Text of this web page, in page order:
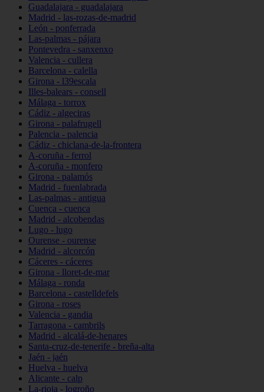
Guadalajara - guadalajara
Madrid - las-rozas-de-madrid
León - ponferrada
Las-palmas - pájara
Pontevedra - sanxenxo
Valencia - cullera
Barcelona - calella
Girona - l39escala
Illes-balears - consell
Málaga - torrox
Cádiz - algeciras
Girona - palafrugell
Palencia - palencia
Cádiz - chiclana-de-la-frontera
A-coruña - ferrol
A-coruña - monfero
Girona - palamós
Madrid - fuenlabrada
Las-palmas - antigua
Cuenca - cuenca
Madrid - alcobendas
Lugo - lugo
Ourense - ourense
Madrid - alcorcón
Cáceres - cáceres
Girona - lloret-de-mar
Málaga - ronda
Barcelona - castelldefels
Girona - roses
Valencia - gandia
Tarragona - cambrils
Madrid - alcalá-de-henares
Santa-cruz-de-tenerife - breña-alta
Jaén - jaén
Huelva - huelva
Alicante - calp
La-rioja - logroño